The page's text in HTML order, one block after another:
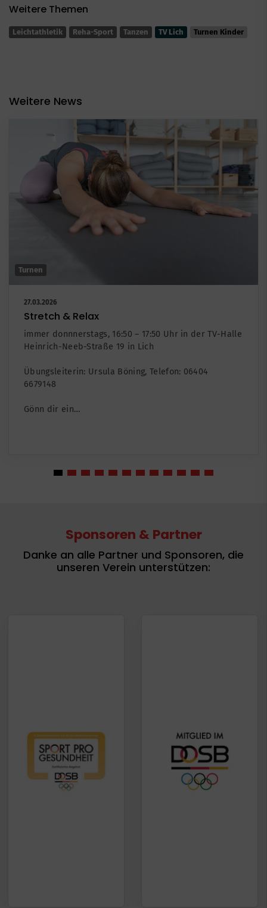
Weitere Themen
Leichtathletik Reha-Sport Tanzen TV Lich Turnen Kinder
Weitere News
Turnen
27.03.2026
Stretch & Relax
immer donnnerstags, 16:50 – 17:50 Uhr in der TV-Halle
Heinrich-Neeb-Straße 19 in Lich
Übungsleiterin: Ursula Böning, Telefon: 06404 6679148
Sponsoren & Partner
Danke an alle Partner und Sponsoren, die
unseren Verein unterstützen: